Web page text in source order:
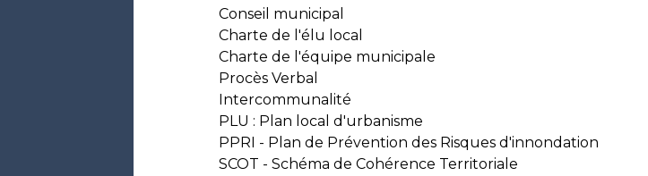
Conseil municipal
Charte de l'élu local
Charte de l'équipe municipale
Procès Verbal
Intercommunalité
PLU : Plan local d'urbanisme
PPRI - Plan de Prévention des Risques d'innondation
SCOT - Schéma de Cohérence Territoriale